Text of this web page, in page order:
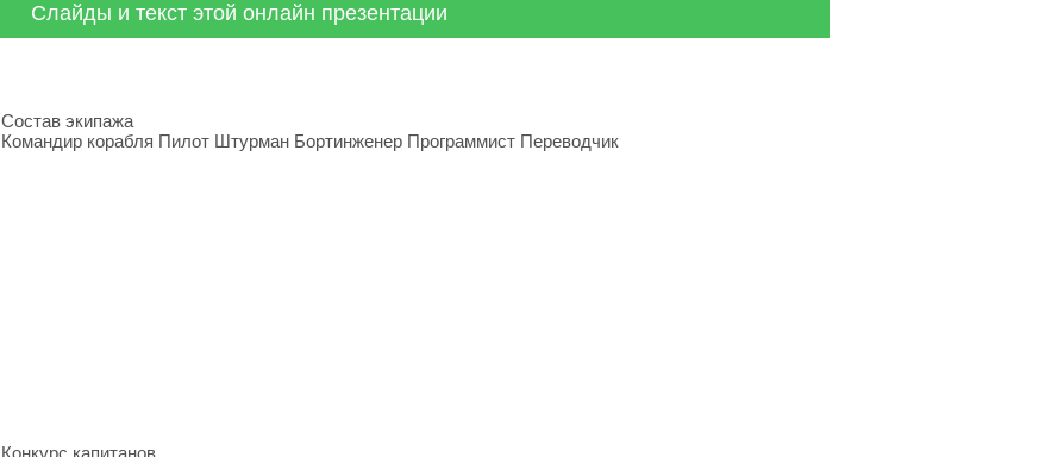
Слайды и текст этой онлайн презентации
Состав экипажа
Командир корабля Пилот Штурман Бортинженер Программист Переводчик
Конкурс капитанов